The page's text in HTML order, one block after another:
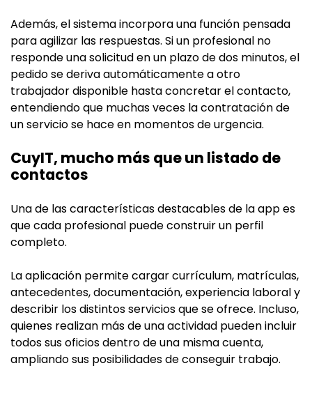
Además, el sistema incorpora una función pensada
para agilizar las respuestas. Si un profesional no
responde una solicitud en un plazo de dos minutos, el
pedido se deriva automáticamente a otro
trabajador disponible hasta concretar el contacto,
entendiendo que muchas veces la contratación de
un servicio se hace en momentos de urgencia.
CuyIT, mucho más que un listado de
contactos
Una de las características destacables de la app es
que cada profesional puede construir un perfil
completo.
La aplicación permite cargar currículum, matrículas,
antecedentes, documentación, experiencia laboral y
describir los distintos servicios que se ofrece. Incluso,
quienes realizan más de una actividad pueden incluir
todos sus oficios dentro de una misma cuenta,
ampliando sus posibilidades de conseguir trabajo.